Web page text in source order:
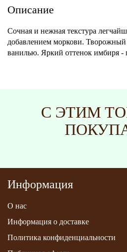
Описание
Сочная и нежная текстура
добавлением моркови. Творожный
ванилью. Яркий оттенок имбиря -
С ЭТИМ
Информация
О нас
Информация о доставке
Политика конфиденциальности